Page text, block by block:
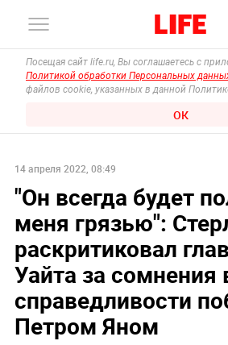
Посещая сайт life.ru, Вы соглашаетесь с
Политикой обработки Персональных
файлов cookie, указанных в данной
ОК
14 апреля 2022, 08:49
"Он всегда будет
меня грязью":
раскритиковал
Уайта за сомнения
справедливости
Петром Яном